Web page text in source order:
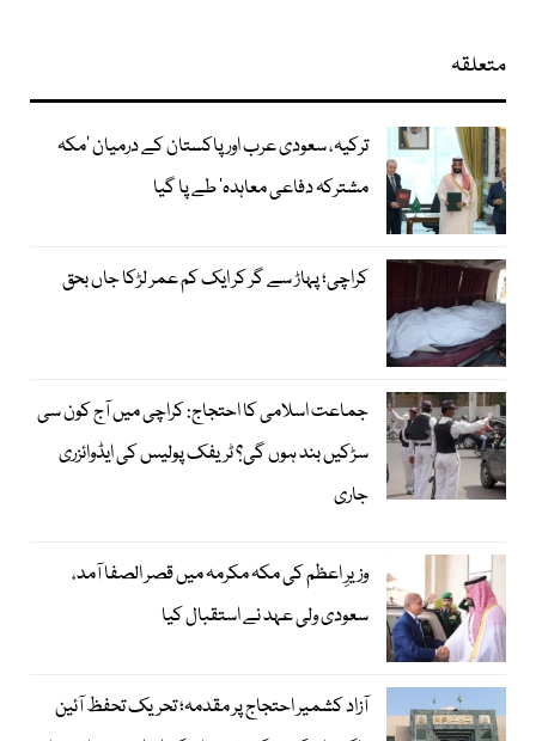
متعلقہ
ترکیہ، سعودی عرب اور پاکستان کے درمیان ’مکہ
مشترکہ دفاعی معاہدہ‘ طے پا گیا
کراچی؛ پہاڑ سے گر کر ایک کم عمر لڑکا جاں بحق
جماعت اسلامی کا احتجاج: کراچی میں آج کون سی
سڑکیں بند ہوں گی؟ ٹریفک پولیس کی ایڈوائزری
جاری
وزیرِ اعظم کی مکہ مکرمہ میں قصر الصفا آمد،
سعودی ولی عہد نے استقبال کیا
آزاد کشمیر احتجاج پر مقدمہ؛ تحریک تحفظ آئین